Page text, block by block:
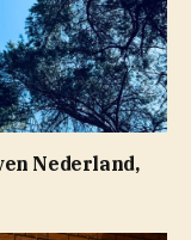
Nederland,